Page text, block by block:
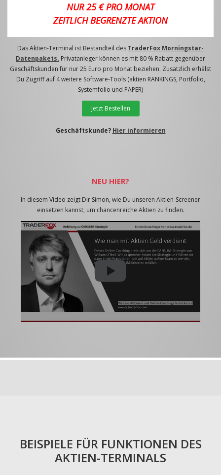
NUR 25 € PRO MONAT
ZEITLICH BEGRENZTE AKTION
Das Aktien-Terminal ist Bestandteil des TraderFox Morningstar-
Datenpakets. Privatanleger können es mit 80 % Rabatt gegenüber
Geschäftskunden für nur 25 Euro pro Monat beziehen. Zusätzlich erhälst
Du Zugriff auf 4 weitere Software-Tools (aktien RANKINGS, Portfolio,
Systemfolio und PAPER)
Jetzt Bestellen
Geschäftskunde? Hier informieren
NEU HIER?
In diesem Video zeigt Dir Simon, wie Du unseren Aktien-Screener
einsetzen kannst, um chancenreiche Aktien zu finden.
BEISPIELE FÜR FUNKTIONEN DES
AKTIEN-TERMINALS